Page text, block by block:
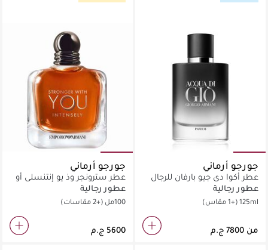
جورجو أرماني
عطر أكوا دي جيو بارفان للرجال
عطور رجالية
125ml(+1 مقاس)
من
جورجو أرماني
عطر سترونجر وذ يو إنتنسلي أو
دو برفان
عطور رجالية
100مل (+2 مقاسات)